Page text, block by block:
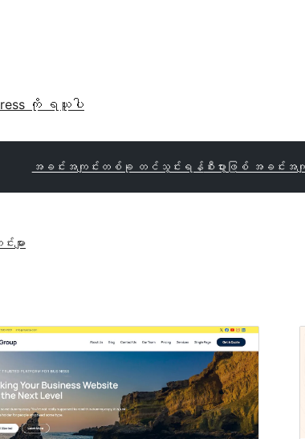
ကို ရယူပါ
အခင်းအကျင်းတစ်ခု တင်သွင်းရန်စီးပွားဖြစ် အခင်းအ
ျား